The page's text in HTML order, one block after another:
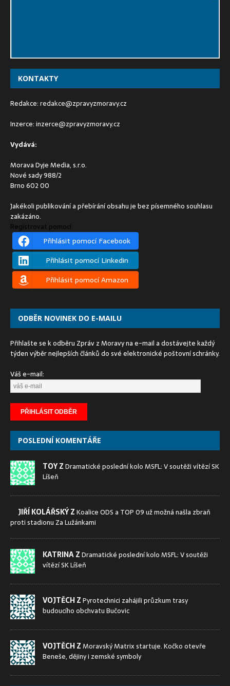
KONTAKTY
Redakce:redakce@zpravyzmoravy.cz
Inzerce:inzerce@zpravyzmoravy.cz
Vydává:
Morava Dyje Media, s.r.o.
Nové sady 988/2
Brno 602 00
Jakékoli publikování a přebírání obsahu je bez písemného souhlasu
zakázáno.
Registrovat pomocí
Přihlásit pomocí Facebook
Přihlásit pomocí Linkedin
Přihlásit pomocí Amazon
ODBĚR NOVINEK DO E-MAILU
Přihlašte se k odběru Zpráv z Moravy na e-mail a dostávejte každý
týden výběr nejlepších článků do své elektronické poštovní schránky.
Váš e-mail:
POSLEDNÍ KOMENTÁŘE
TOY ZDramatické poslední kolo MSFL: V soutěži vítězí SK
Líšeň
JIŘÍ KOLÁŘSKÝ ZKoalice ODS a TOP 09 už možná našla zbraň
proti stadionu Za Lužánkami
KATRINA ZDramatické poslední kolo MSFL: V soutěži
vítězí SK Líšeň
VOJTĚCH ZPyrotechnici zahájili průzkum trasy
budoucího obchvatu Bučovic
VOJTĚCH ZMoravský Matrix startuje. Kočko otevře
Beneše, dějiny i zemské symboly